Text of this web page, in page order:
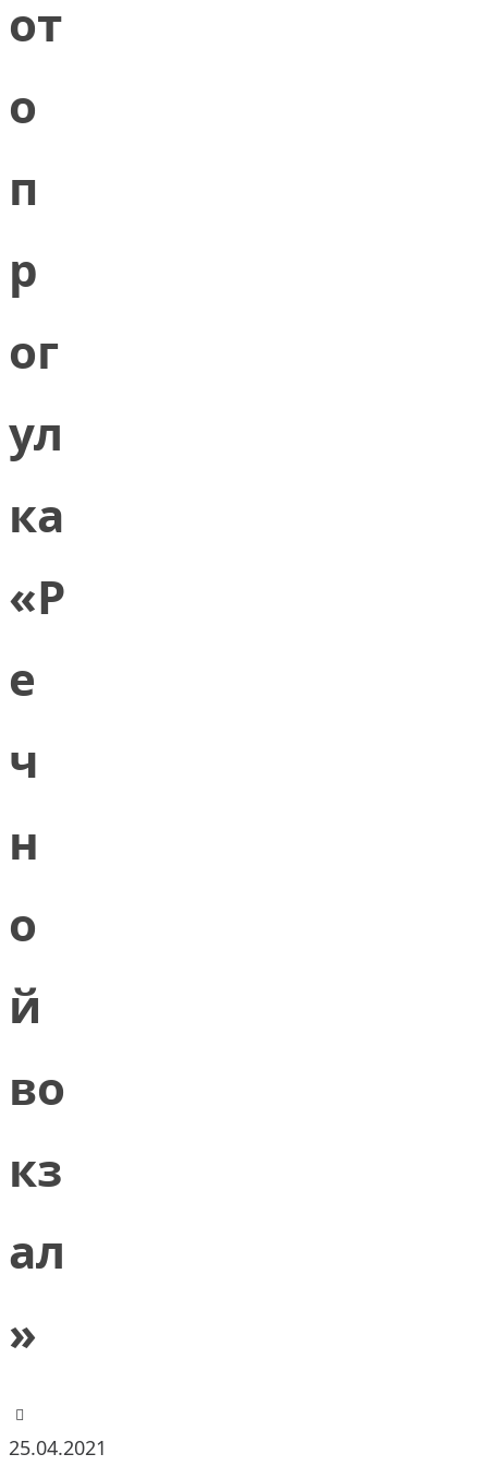
от
о
п
р
ог
ул
ка
«Р
е
ч
н
о
й
во
кз
ал
»
25.04.2021